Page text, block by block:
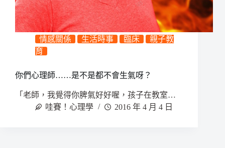
情感關係 生活時事 臨床
親子教
育
你們心理師……是不是都不會生氣呀？
「老師，我覺得你脾氣好好喔，孩子在教室…
哇賽！心理學
2016 年 4 月 4 日